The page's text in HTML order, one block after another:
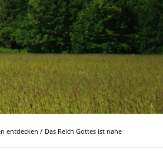
entdecken / Das Reich Gottes ist nahe